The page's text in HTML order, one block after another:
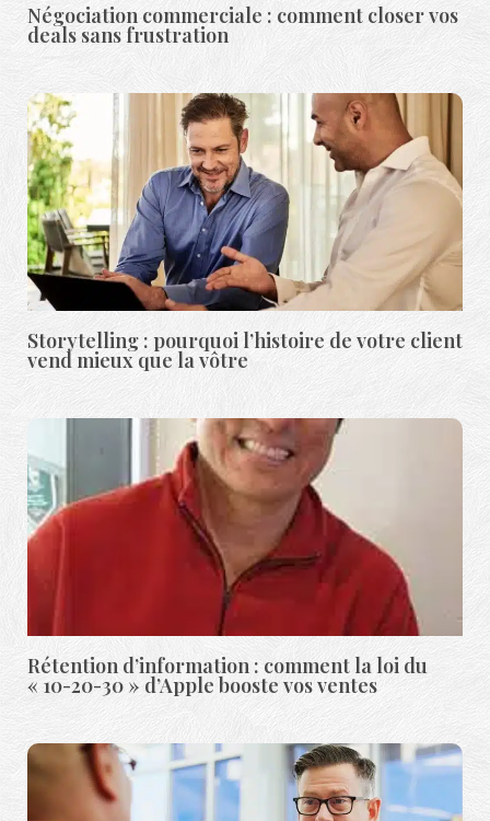
Négociation commerciale : comment closer vos
deals sans frustration
Storytelling : pourquoi l’histoire de votre client
vend mieux que la vôtre
Rétention d’information : comment la loi du
« 10-20-30 » d’Apple booste vos ventes